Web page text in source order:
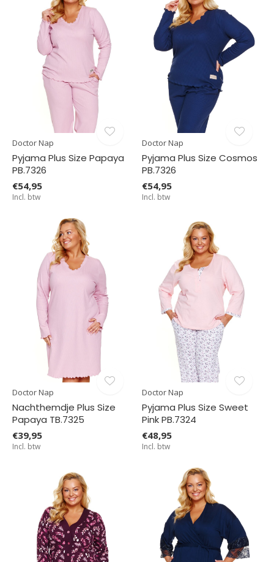
Doctor Nap
Pyjama Plus Size Papaya
PB.7326
€54,95
Incl. btw
Doctor Nap
Pyjama Plus Size Cosmos
PB.7326
€54,95
Incl. btw
Doctor Nap
Nachthemdje Plus Size
Papaya TB.7325
€39,95
Incl. btw
Doctor Nap
Pyjama Plus Size Sweet
Pink PB.7324
€48,95
Incl. btw